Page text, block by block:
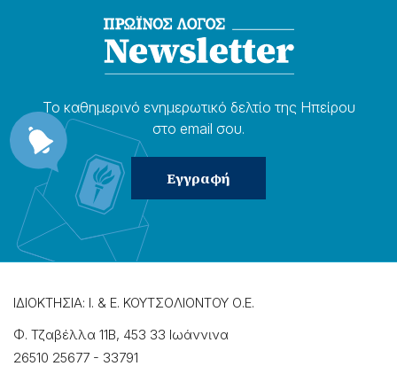
Το καθημερɩνό ενημερωτɩκό δελτίο της Ηπείρου
στο email σου.
ΙΔΙΟΚΤΗΣΙΑ: Ι. & Ε. ΚΟΥΤΣΟΛΙΟΝΤΟΥ Ο.Ε.
Φ. Τζαβέλλα 11Β, 453 33 Ιωάννɩνα
26510 25677 - 33791